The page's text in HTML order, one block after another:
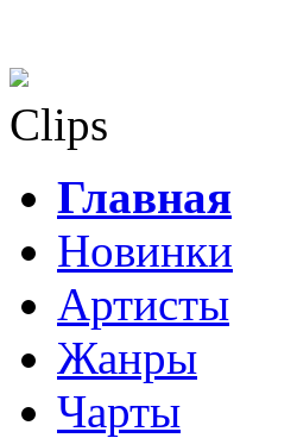
Clips
Главная
Новинки
Артисты
Жанры
Чарты